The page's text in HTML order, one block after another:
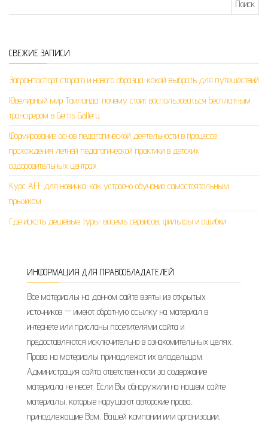
СВЕЖИЕ ЗАПИСИ
Загранпаспорт старого и нового образца: какой выбрать для путешествий
Ювелирный мир Таиланда: почему стоит воспользоваться бесплатным
трансфером в Gems Gallery
Формирование основ педагогической деятельности в процессе
прохождения летней педагогической практики в детских
оздоровительных центрах
Курс AFF для новичка: как устроено обучение самостоятельным
прыжкам
Где искать дешёвые туры: восемь сервисов, фильтры и ошибки
ИНФОРМАЦИЯ ДЛЯ ПРАВООБЛАДАТЕЛЕЙ
Все материалы на данном сайте взяты из открытых
источников — имеют обратную ссылку на материал в
интернете или присланы посетителями сайта и
предоставляются исключительно в ознакомительных целях.
Права на материалы принадлежат их владельцам.
Администрация сайта ответственности за содержание
материала не несет. Если Вы обнаружили на нашем сайте
материалы, которые нарушают авторские права,
принадлежащие Вам, Вашей компании или организации,